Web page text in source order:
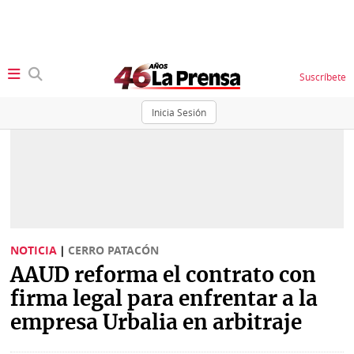
Inicia Sesión
Suscríbete
Sociedad
Judiciales
Política
Economía
K
Vivir+
NOTICIA | CERRO PATACÓN
AAUD reforma el contrato con
firma legal para enfrentar a la
empresa Urbalia en arbitraje